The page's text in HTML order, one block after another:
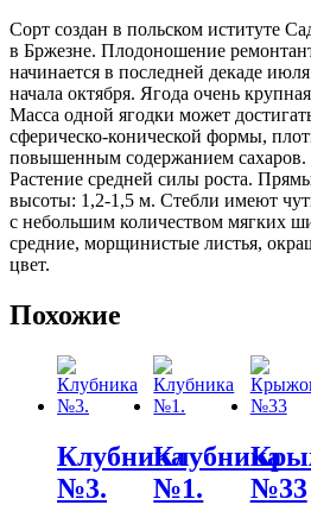
Сорт создан в польском иституте
в Бржезне. Плодоношение
начинается в последней декаде
начала октября. Ягода очень
Масса одной ягодки может
сферическо-конической формы,
повышенным содержанием сахаров.
Растение средней силы роста.
высоты: 1,2-1,5 м. Стебли имеют
с небольшим количеством мягких
средние, морщинистые листья,
цвет.
Похожие
Клубника
№3.
Клубника
№1.
№33